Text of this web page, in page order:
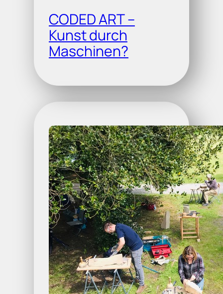
CODED ART –
Kunst durch
Maschinen?